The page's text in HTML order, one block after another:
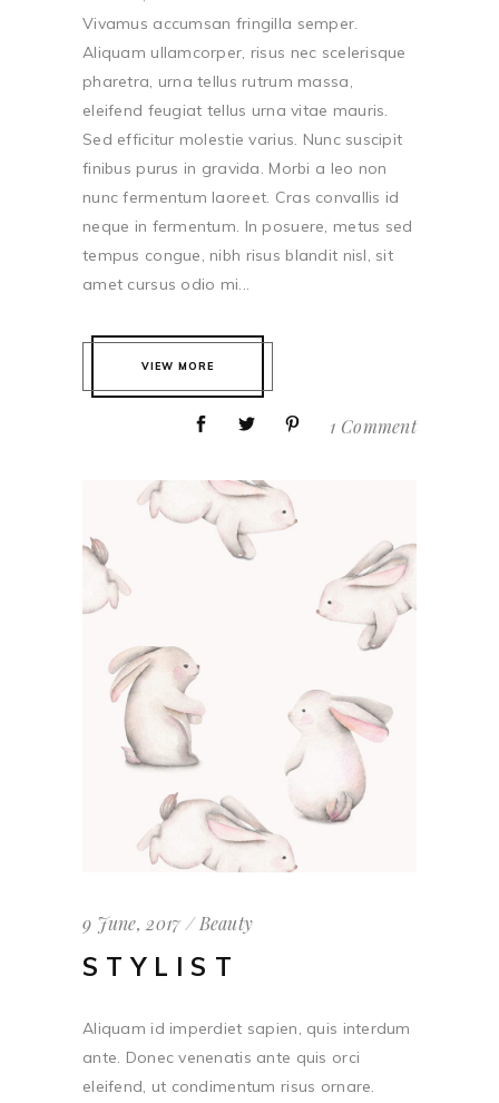
Vivamus accumsan fringilla semper.
Aliquam ullamcorper, risus nec scelerisque
pharetra, urna tellus rutrum massa,
eleifend feugiat tellus urna vitae mauris.
Sed efficitur molestie varius. Nunc suscipit
finibus purus in gravida. Morbi a leo non
nunc fermentum laoreet. Cras convallis id
neque in fermentum. In posuere, metus sed
tempus congue, nibh risus blandit nisl, sit
amet cursus odio mi...
VIEW MORE
1 Comment
9 June, 2017 Beauty
STYLIST
Aliquam id imperdiet sapien, quis interdum
ante. Donec venenatis ante quis orci
eleifend, ut condimentum risus ornare.